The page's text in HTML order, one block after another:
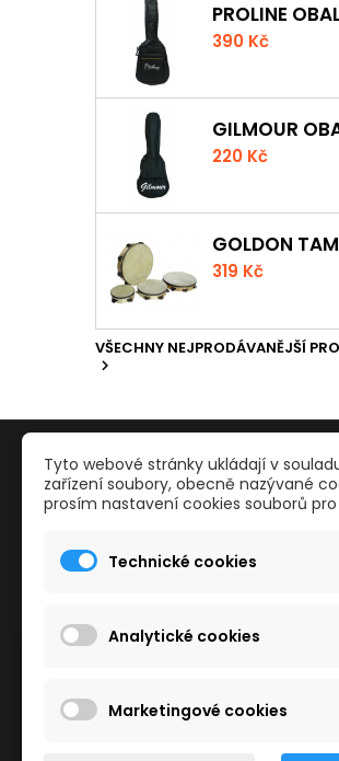
390 Kč
220 Kč
319 Kč
VŠECHNY NEJPRODÁVANĚJŠÍ

PRODUKTY
Reklamace a odstoupení od
Nové zboží
Tento obchod používá cookies ke zlepšení
vašeho zážitku z prohlížení.
Další informace naleznete v našich
Tyto webové stránky ukládají v
zařízení soubory, obecně nazývané
prosím nastavení cookies souborů
Technické cookies
Analytické cookies
Marketingové cookies